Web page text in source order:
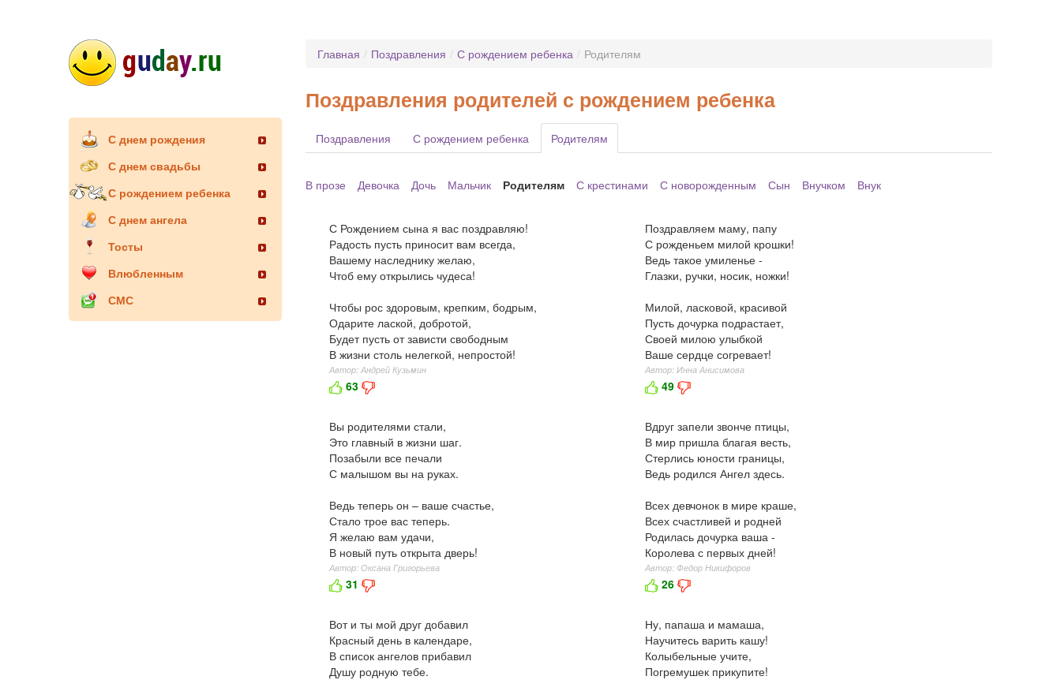
С днем рождения
С днем свадьбы
С рождением ребенка
С днем ангела
Тосты
Влюбленным
СМС
Главная / Поздравления / С рождением ребенка / Родителям
Поздравления родителей с рождением ребенка
Поздравления С рождением ребенка Родителям
В прозе Девочка Дочь Мальчик Родителям С крестинами С новорожденным Сын Внучком Внук
С Рождением сына я вас поздравляю!
Радость пусть приносит вам всегда,
Вашему наследнику желаю,
Чтоб ему открылись чудеса!
Чтобы рос здоровым, крепким, бодрым,
Одарите лаской, добротой,
Будет пусть от зависти свободным
В жизни столь нелегкой, непростой!
Автор: Андрей Кузьмин
63
Поздравляем маму, папу
С рожденьем милой крошки!
Ведь такое умиленье -
Глазки, ручки, носик, ножки!
Милой, ласковой, красивой
Пусть дочурка подрастает,
Своей милою улыбкой
Ваше сердце согревает!
Автор: Инна Анисимова
49
Вы родителями стали,
Это главный в жизни шаг.
Позабыли все печали
С малышом вы на руках.
Ведь теперь он – ваше счастье,
Стало трое вас теперь.
Я желаю вам удачи,
В новый путь открыта дверь!
Автор: Оксана Григорьева
31
Вдруг запели звонче птицы,
В мир пришла благая весть,
Стерлись юности границы,
Ведь родился Ангел здесь.
Всех девчонок в мире краше,
Всех счастливей и родней
Родилась дочурка ваша -
Королева с первых дней!
Автор: Федор Никифоров
26
Вот и ты мой друг добавил
Красный день в календаре,
В список ангелов прибавил
Душу родную тебе.
Ну, папаша и мамаша,
Научитесь варить кашу!
Колыбельные учите,
Погремушек прикупите!